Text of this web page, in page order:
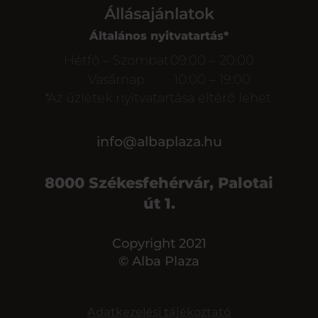
Állásajánlatok
Általános nyitvatartás*
Hétfő – Szombat
09:00 – 20:00
Vasárnap
10:00 – 19:00
*Az üzletek nyitvatartása eltérő lehet.
info@albaplaza.hu
8000 Székesfehérvár, Palotai
út 1.
Copyright 2021
© Alba Plaza